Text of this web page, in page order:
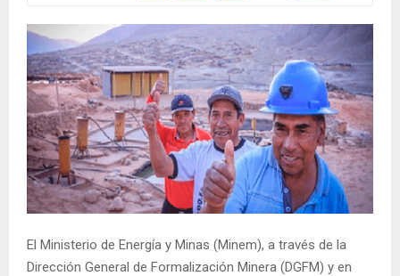
El Ministerio de Energía y Minas (Minem), a través de la
Dirección General de Formalización Minera (DGFM) y en